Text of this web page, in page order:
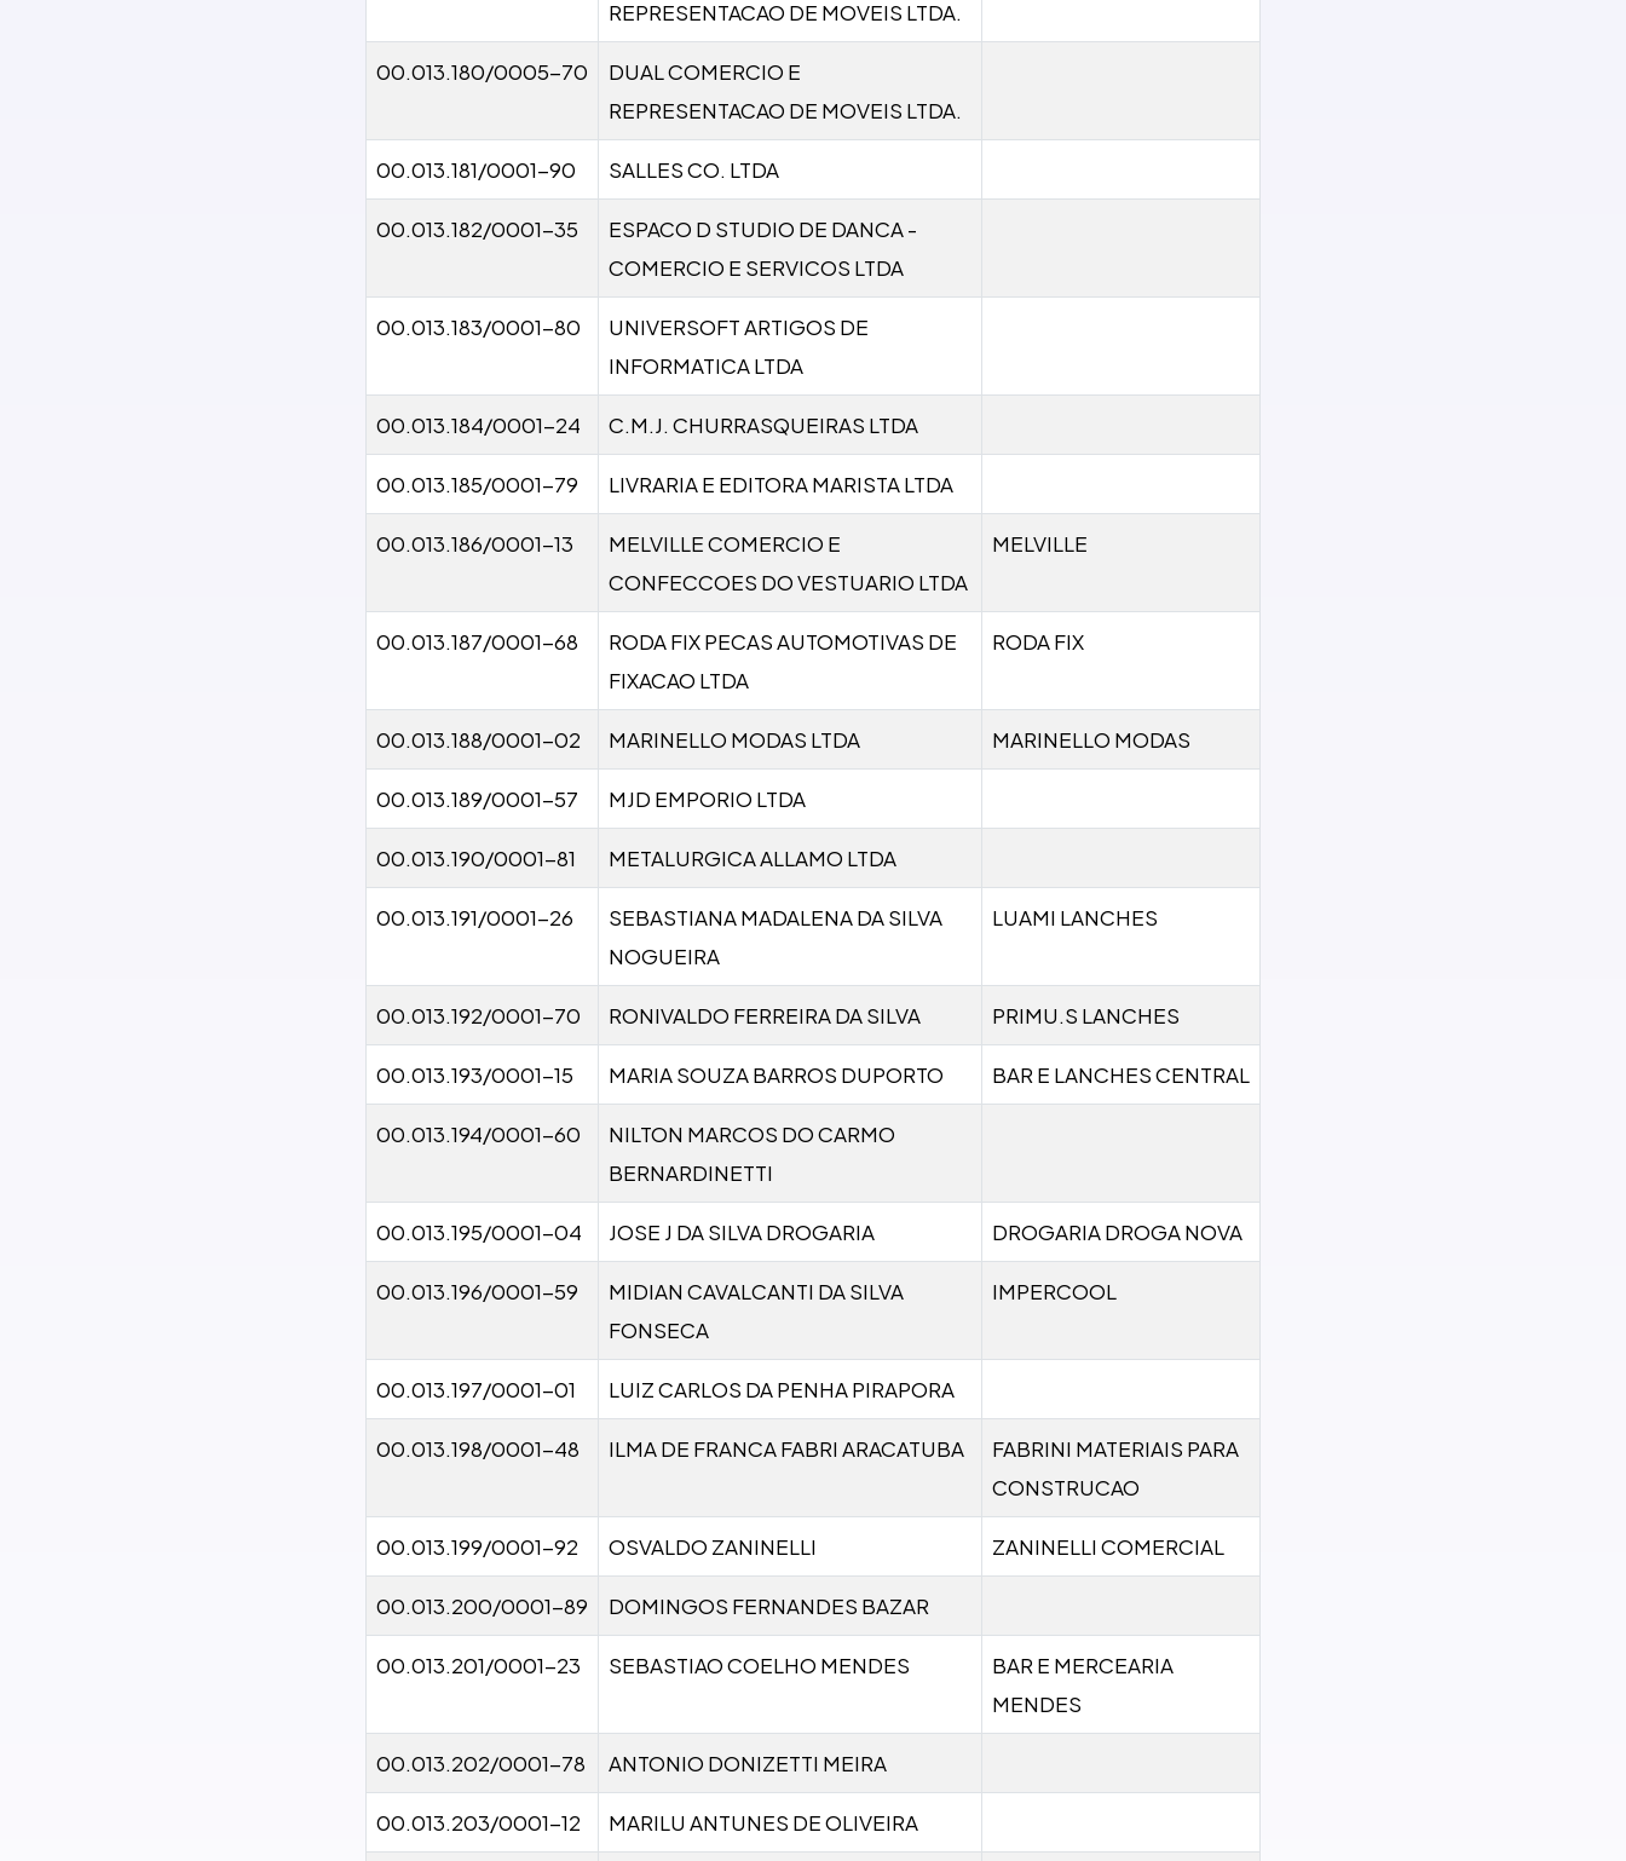
REPRESENTACAO DE MOVEIS LTDA.
00.013.180/0005-70
DUAL COMERCIO E
REPRESENTACAO DE MOVEIS LTDA.
00.013.181/0001-90 SALLES CO. LTDA
00.013.182/0001-35
ESPACO D STUDIO DE DANCA -
COMERCIO E SERVICOS LTDA
00.013.183/0001-80
UNIVERSOFT ARTIGOS DE
INFORMATICA LTDA
00.013.184/0001-24 C.M.J. CHURRASQUEIRAS LTDA
00.013.185/0001-79 LIVRARIA E EDITORA MARISTA LTDA
00.013.186/0001-13
MELVILLE COMERCIO E
CONFECCOES DO VESTUARIO LTDA
MELVILLE
00.013.187/0001-68
RODA FIX PECAS AUTOMOTIVAS DE
FIXACAO LTDA
RODA FIX
00.013.188/0001-02 MARINELLO MODAS LTDA MARINELLO MODAS
00.013.189/0001-57 MJD EMPORIO LTDA
00.013.190/0001-81 METALURGICA ALLAMO LTDA
00.013.191/0001-26
SEBASTIANA MADALENA DA SILVA
NOGUEIRA
LUAMI LANCHES
00.013.192/0001-70 RONIVALDO FERREIRA DA SILVA PRIMU.S LANCHES
00.013.193/0001-15 MARIA SOUZA BARROS DUPORTO BAR E LANCHES CENTRAL
00.013.194/0001-60
NILTON MARCOS DO CARMO
BERNARDINETTI
00.013.195/0001-04 JOSE J DA SILVA DROGARIA DROGARIA DROGA NOVA
00.013.196/0001-59
MIDIAN CAVALCANTI DA SILVA
FONSECA
IMPERCOOL
00.013.197/0001-01 LUIZ CARLOS DA PENHA PIRAPORA
00.013.198/0001-48 ILMA DE FRANCA FABRI ARACATUBA
FABRINI MATERIAIS PARA
CONSTRUCAO
00.013.199/0001-92 OSVALDO ZANINELLI ZANINELLI COMERCIAL
00.013.200/0001-89 DOMINGOS FERNANDES BAZAR
00.013.201/0001-23 SEBASTIAO COELHO MENDES
BAR E MERCEARIA
MENDES
00.013.202/0001-78 ANTONIO DONIZETTI MEIRA
00.013.203/0001-12 MARILU ANTUNES DE OLIVEIRA